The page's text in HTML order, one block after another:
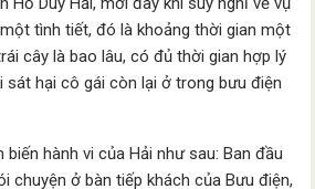
tình tiết, đó là khoảng thời gian một
cây là bao lâu, có đủ thời gian hợp lý
sát hại cô gái còn lại ở trong bưu điện
biến hành vi của Hải như sau: Ban đầu
chuyện ở bàn tiếp khách của Bưu điện,